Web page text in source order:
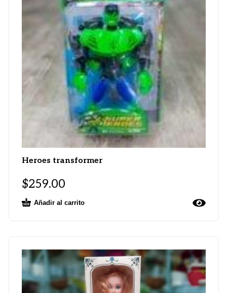
Heroes transformer
$259.00
Añadir al carrito